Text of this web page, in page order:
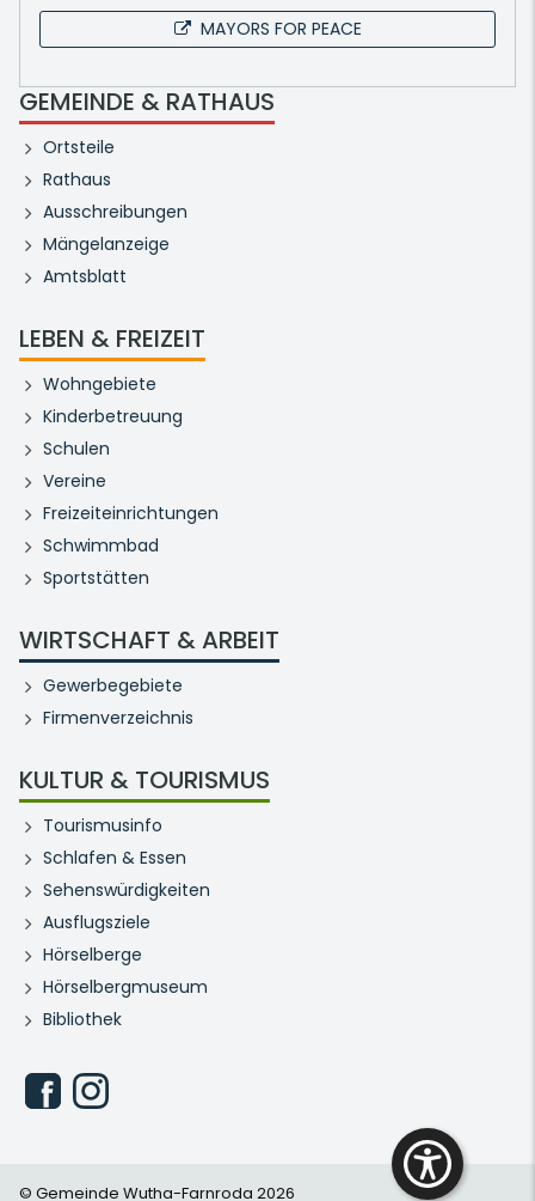
MAYORS FOR PEACE
GEMEINDE & RATHAUS
Ortsteile
Rathaus
Ausschreibungen
Mängelanzeige
Amtsblatt
LEBEN & FREIZEIT
Wohngebiete
Kinderbetreuung
Schulen
Vereine
Freizeiteinrichtungen
Schwimmbad
Sportstätten
WIRTSCHAFT & ARBEIT
Gewerbegebiete
Firmenverzeichnis
KULTUR & TOURISMUS
Tourismusinfo
Schlafen & Essen
Sehenswürdigkeiten
Ausflugsziele
Hörselberge
Hörselbergmuseum
Bibliothek
© Gemeinde Wutha-Farnroda 2026